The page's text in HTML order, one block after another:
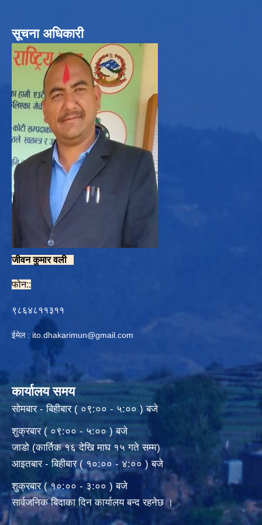
सूचना अधिकारी
जीवन कुमार वली
फोन::
९८६४८११३११
ईमेल : ito.dhakarimun@gmail.com
कार्यालय समय
सोमबार - बिहीबार ( ०९:०० - ५:०० ) बजे
शुक्रबार ( ०९:०० - ५:०० ) बजे
जाडो (कार्तिक १६ देखि माघ १५ गते सम्म)
आइतबार - बिहीबार ( १०:०० - ४:०० ) बजे
शुक्रबार ( १०:०० - ३:०० ) बजे
सार्वजनिक बिदाका दिन कार्यालय बन्द रहनेछ ।